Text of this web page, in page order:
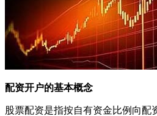
配资开户的基本概念
股票配资是指按自有资金比例向配